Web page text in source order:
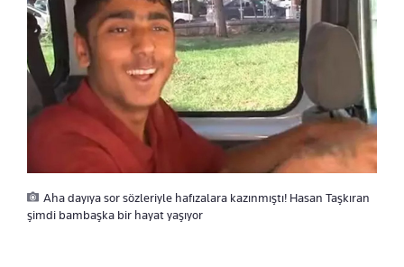
Aha dayıya sor sözleriyle hafızalara kazınmıştı! Hasan Taşkıran
şimdi bambaşka bir hayat yaşıyor